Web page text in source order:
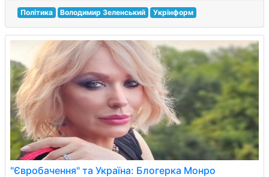
Політика Володимир Зеленський Укрінформ
"Євробачення" та Україна: Блогерка Монро